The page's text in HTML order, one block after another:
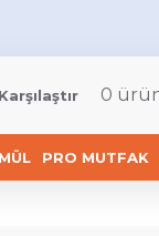
Karşılaştır 0
PRO MUTFAK